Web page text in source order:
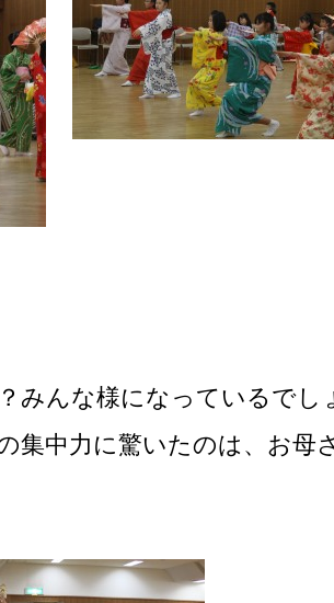
みんな様になっているでし
集中力に驚いたのは、お母